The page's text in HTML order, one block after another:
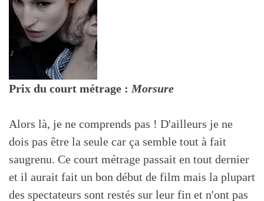
Prix du court métrage : Morsure
Alors là, je ne comprends pas ! D'ailleurs je ne
dois pas être la seule car ça semble tout à fait
saugrenu. Ce court métrage passait en tout dernier
et il aurait fait un bon début de film mais la plupart
des spectateurs sont restés sur leur fin et n'ont pas